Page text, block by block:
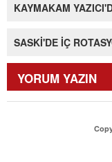
KAYMAKAM
SASKİ'DE İÇ
YORUM YAZIN